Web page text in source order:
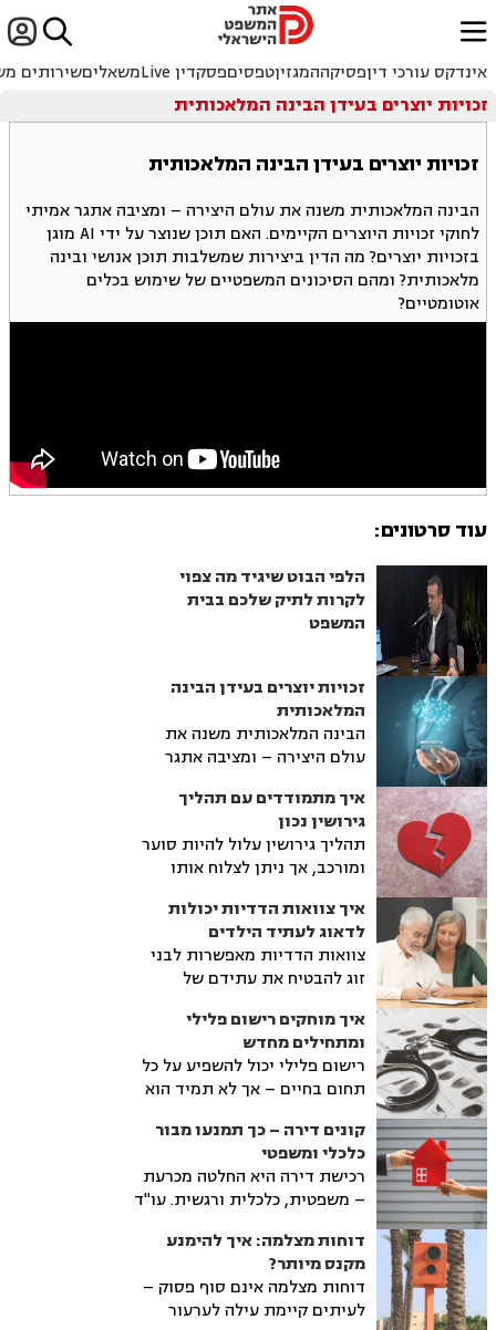

ﱐ
אינדקס עורכי דיןפסיקההמגזיןטפסיםפסקדין Live משאליםשירותים
זכויות יוצרים בעידן הבינה המלאכותית
זכויות יוצרים בעידן הבינה המלאכותית
הבינה המלאכותית משנה את עולם היצירה – ומציבה אתגר אמיתי
לחוקי זכויות היוצרים הקיימים. האם תוכן שנוצר על ידי AI מוגן
בזכויות יוצרים? מה הדין ביצירות שמשלבות תוכן אנושי ובינה
מלאכותית? ומהם הסיכונים המשפטיים של שימוש בכלים
אוטומטיים?
עוד סרטונים:
הלפי הבוט שיגיד מה צפוי
לקרות לתיק שלכם בבית
המשפט
זכויות יוצרים בעידן הבינה
המלאכותית
הבינה המלאכותית משנה את
עולם היצירה – ומציבה אתגר
הקיימים. האם תוכן שנוצר על ידי
AI מוגן בזכויות יוצרים? מה הדין
ביצירות שמשלבות תוכן אנושי
ובינה מלאכותית? ומהם הסיכונים
המשפטיים של שימוש בכלים
אוטומטיים?
איך מתמודדים עם תהליך
גירושין נכון
תהליך גירושין עלול להיות סוער
ומורכב, אך ניתן לצלוח אותו
פועלים נכון. בכתבה תמצאו
הסברים על שלבי ההליך, חשיבות
הליווי המשפטי, והדרכים לשמור
על זכויותיכם מבלי לאבד את
איך צוואות הדדיות יכולות
לדאוג לעתיד הילדים
צוואות הדדיות מאפשרות לבני
זוג להבטיח את עתידם של
כלכלית ומשפחתית. הכתבה
מסבירה מה היתרונות של צוואה
הדדית, איך מנסחים אותה נכון,
ואילו טעויות כדאי להימנע מהן.
איך מוחקים רישום פלילי
ומתחילים מחדש
רישום פלילי יכול להשפיע על כל
תחום בחיים – אך לא תמיד הוא
להגיש בקשה למחיקת הרישום או
לבקש חנינה. עו"ד פלילי מסביר
מהם התנאים, איך מתבצע
התהליך, ומה חשוב לדעת לפני
שפונים לרשויות.
קונים דירה – כך תמנעו מבור
כלכלי ומשפטי
רכישת דירה היא החלטה מכרעת
– משפטית, כלכלית ורגשית. עו"ד
הנכס מבחינה משפטית, להימנע
ממוקשים נפוצים, ולוודא
שהרכישה מתבצעת בצורה נכונה
ושקופה.
דוחות מצלמה: איך להימנע
מקנס מיותר?
דוחות מצלמה אינם סוף פסוק –
לעיתים קיימת עילה לערעור